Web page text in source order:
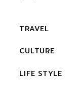
TRAVEL
CULTURE
LIFE STYLE